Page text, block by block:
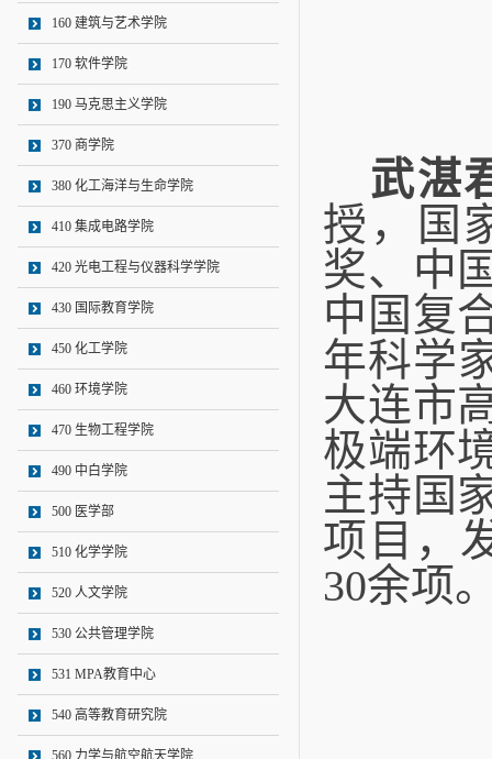
160 建筑与艺术学院
170 软件学院
190 马克思主义学院
370 商学院
380 化工海洋与生命学院
410 集成电路学院
420 光电工程与仪器科学学院
430 国际教育学院
450 化工学院
460 环境学院
470 生物工程学院
490 中白学院
500 医学部
510 化学学院
520 人文学院
530 公共管理学院
531 MPA教育中心
540 高等教育研究院
560 力学与航空航天学院
武湛
授，
国
奖、中
中国复
年科学
大连市
极端环
主持国
项目 ，
30余项